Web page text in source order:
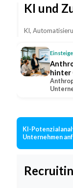
KI und
KI,
hinter
KI-
Unternehmen